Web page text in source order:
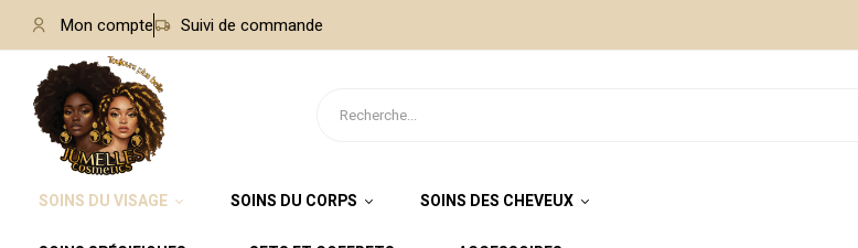
Mon compte Suivi de commande
SOINS DU VISAGE SOINS DU CORPS SOINS DES CHEVEUX